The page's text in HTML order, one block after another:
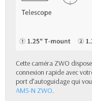
Cette caméra ZWO
connexion rapide avec
port d’autoguidage qui
AM5-N ZWO.